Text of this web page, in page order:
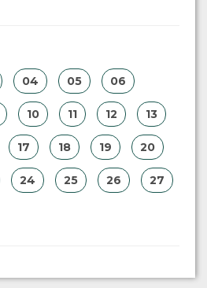
04 05 06
10 11 12 13
17 18 19 20
24 25 26 27